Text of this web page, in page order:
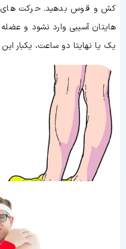
کش و قوس بدهید. حرکت های
هایتان آسیبی وارد نشود و
یک یا نهایتا دو ساعت، یکبار این